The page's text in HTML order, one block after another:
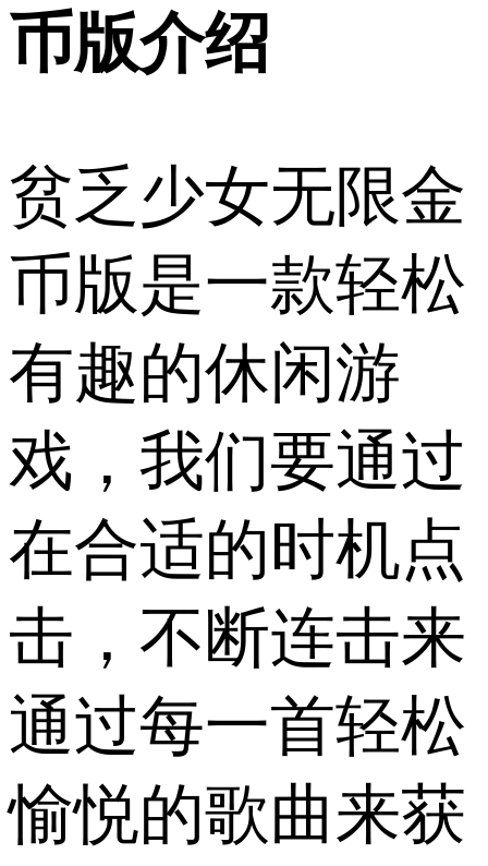
币版介绍
贫乏少女无限金
币版是一款轻松
有趣的休闲游
戏，我们要通过
在合适的时机点
击，不断连击来
通过每一首轻松
愉悦的歌曲来获